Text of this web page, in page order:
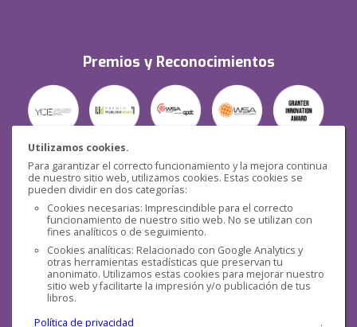
Utilizamos cookies.
Para garantizar el correcto funcionamiento y la mejora continua
de nuestro sitio web, utilizamos cookies. Estas cookies se
pueden dividir en dos categorías:
Cookies necesarias: Imprescindible para el correcto
funcionamiento de nuestro sitio web. No se utilizan con
fines analíticos o de seguimiento.
Cookies analíticas: Relacionado con Google Analytics y
otras herramientas estadísticas que preservan tu
anonimato. Utilizamos estas cookies para mejorar nuestro
sitio web y facilitarte la impresión y/o publicación de tus
libros.
Política de privacidad
.
Premios y Reconocimientos
Seguridad
Redes sociales